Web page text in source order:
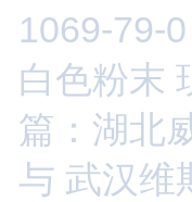
1069-79-
白色粉末
篇：湖北
与 武汉维